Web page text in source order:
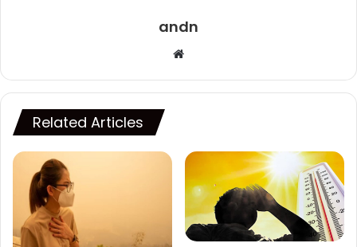
andn
Website
Related Articles